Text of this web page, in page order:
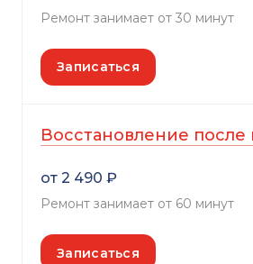
Ремонт занимает от 30 минут
Записаться
Восстановление после
от 2 490 ₽
Ремонт занимает от 60 минут
Записаться